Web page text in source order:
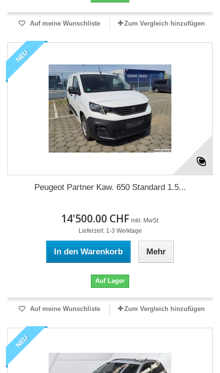
Auf meine Wunschliste Zum Vergleich hinzufügen
NEU
Peugeot Partner Kaw. 650 Standard 1.5...
14'500.00 CHF inkl. MwSt.
Lieferzeit: 1-3 Werktage
In den Warenkorb Mehr
Auf Lager
Auf meine Wunschliste Zum Vergleich hinzufügen
NEU